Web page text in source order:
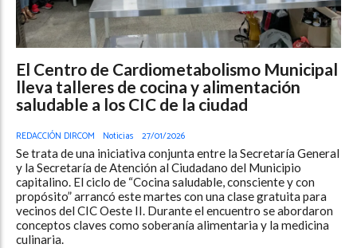
El Centro de Cardiometabolismo Municipal
lleva talleres de cocina y alimentación
saludable a los CIC de la ciudad
REDACCIÓN DIRCOM Noticias 27/01/2026
Se trata de una iniciativa conjunta entre la Secretaría General
y la Secretaría de Atención al Ciudadano del Municipio
capitalino. El ciclo de “Cocina saludable, consciente y con
propósito” arrancó este martes con una clase gratuita para
vecinos del CIC Oeste II. Durante el encuentro se abordaron
conceptos claves como soberanía alimentaria y la medicina
culinaria.